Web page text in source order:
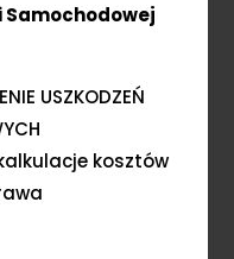
Samochodowej
USZKODZEŃ
kosztów